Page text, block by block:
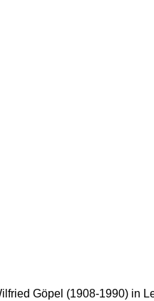
Göpel (1908-1990) in